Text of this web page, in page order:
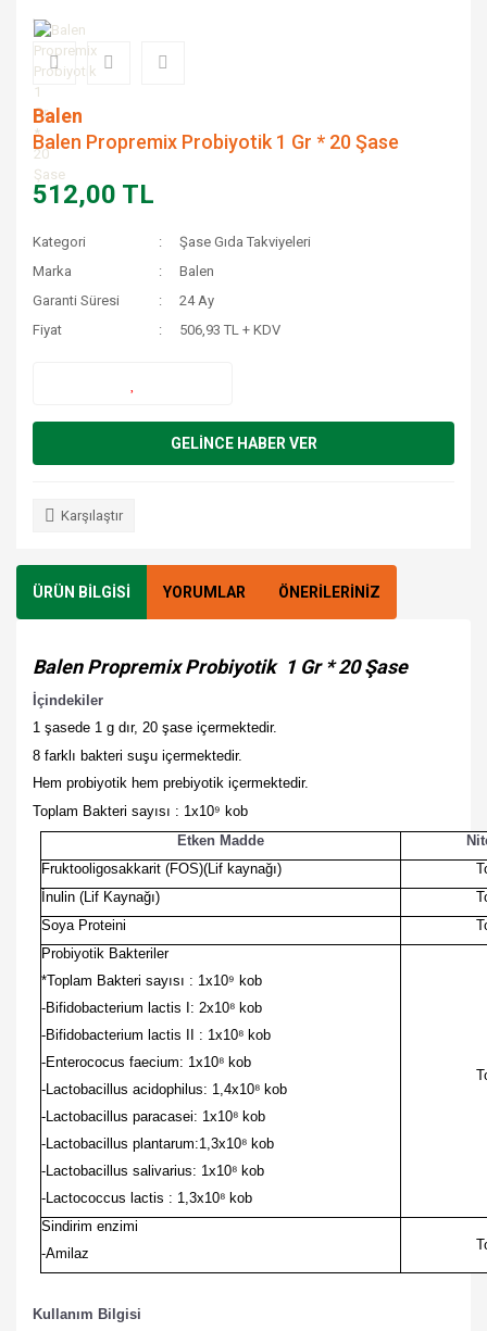
Balen
Balen Propremix Probiyotik 1 Gr * 20 Şase
512,00 TL
Kategori
Şase Gıda Takviyeleri
Marka
Balen
Garanti Süresi
24 Ay
Fiyat
506,93 TL + KDV
GELİNCE HABER VER
Karşılaştır
ÜRÜN BİLGİSİ YORUMLAR ÖNERİLERİNİZ
Balen Propremix Probiyotik 1 Gr * 20 Şase
İçindekiler
1 şasede 1 g dır, 20 şase içermektedir.
8 farklı bakteri suşu içermektedir.
Hem probiyotik hem prebiyotik içermektedir.
Toplam Bakteri sayısı : 1x10⁹ kob
Etken Madde
Fruktooligosakkarit (FOS)(Lif kaynağı)
İnulin (Lif Kaynağı)
Soya Proteini
Probiyotik Bakteriler
*Toplam Bakteri sayısı : 1x10⁹ kob
-Bifidobacterium lactis I: 2x10⁸ kob
-Bifidobacterium lactis II : 1x10⁸ kob
-Enterococus faecium: 1x10⁸ kob
-Lactobacillus acidophilus: 1,4x10⁸ kob
-Lactobacillus paracasei: 1x10⁸ kob
-Lactobacillus plantarum:1,3x10⁸ kob
-Lactobacillus salivarius: 1x10⁸ kob
-Lactococcus lactis : 1,3x10⁸ kob
Sindirim enzimi
-Amilaz
Kullanım Bilgisi